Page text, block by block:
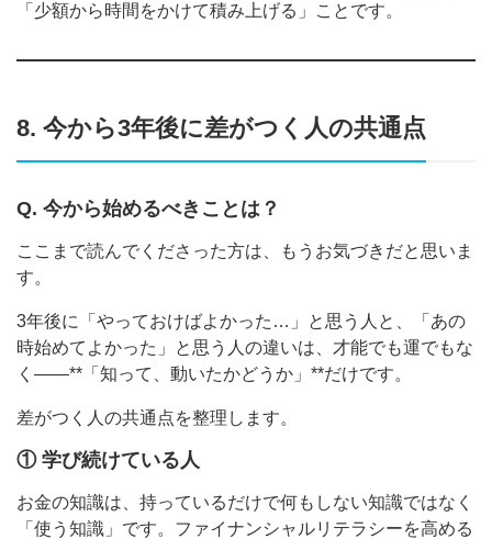
「少額から時間をかけて積み上げる」ことです。
8. 今から3年後に差がつく人の共通点
Q. 今から始めるべきことは？
ここまで読んでくださった方は、もうお気づきだと思いま
す。
3年後に「やっておけばよかった…」と思う人と、「あの
時始めてよかった」と思う人の違いは、才能でも運でもな
く——**「知って、動いたかどうか」**だけです。
差がつく人の共通点を整理します。
① 学び続けている人
お金の知識は、持っているだけで何もしない知識ではなく
「使う知識」です。ファイナンシャルリテラシーを高める